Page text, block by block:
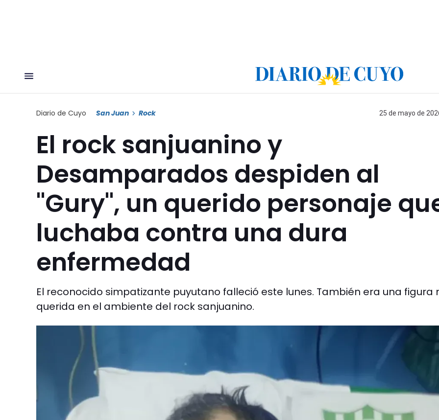
Diario de Cuyo San Juan Rock 25 de mayo de
El rock sanjuanino y
Desamparados despiden al
"Gury", un querido personaje
luchaba contra una dura
enfermedad
El reconocido simpatizante puyutano falleció este lunes. También era una figura
querida en el ambiente del rock sanjuanino.